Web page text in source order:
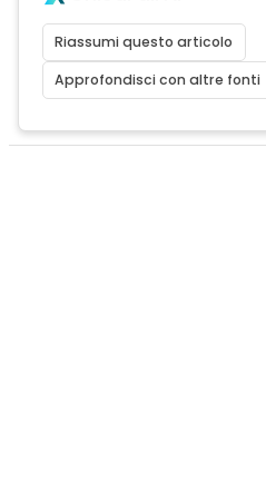
Riassumi questo articolo
Approfondisci con altre fonti